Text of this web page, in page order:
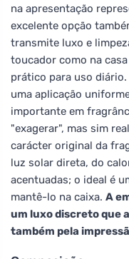
na apresentação
excelente opção
transmite luxo e
toucador como na
prático para uso
uma aplicação
importante em
"exagerar", mas sim
carácter original da
luz solar direta, do
acentuadas; o ideal é
mantê-lo na caixa. A
um luxo discreto que
também pela